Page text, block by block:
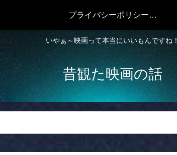
いやぁ～映画って本当にいいもんですね！
昔観た映画の話
プライバシーポリシー・免責事項